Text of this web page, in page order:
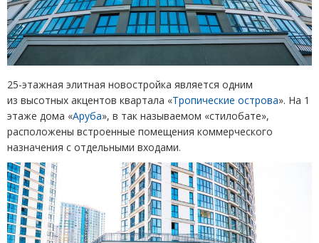
25-этажная элитная новостройка является одним
из высотных акцентов квартала «Тропические острова». На 1
этаже дома «Аруба», в так называемом «стилобате»,
расположены встроенные помещения коммерческого
назначения с отдельными входами.